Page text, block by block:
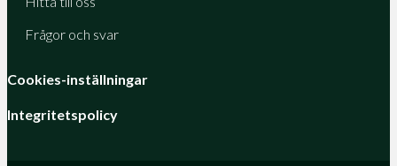
Frågor och svar
Cookies-inställningar
Integritetspolicy